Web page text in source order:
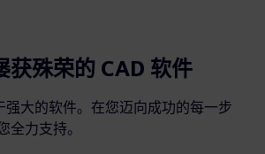
获殊荣的 CAD 软件
强大的软件。在您迈向成功的每一步
全力支持。